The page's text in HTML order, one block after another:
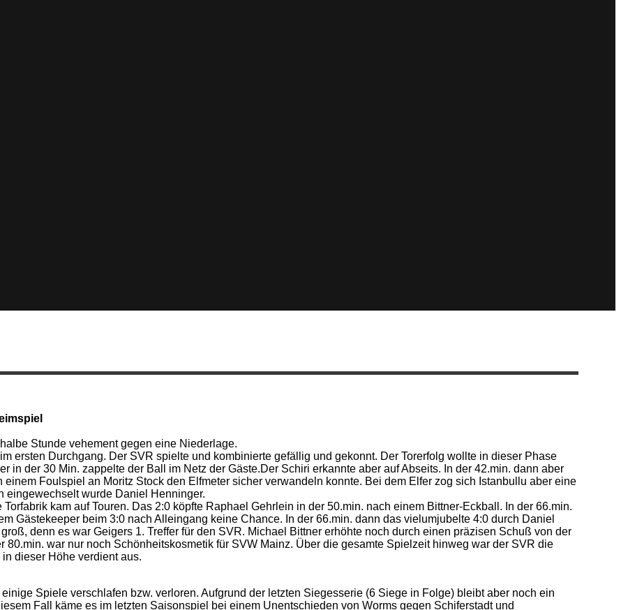
Stunde vehement gegen eine Niederlage.
ersten Durchgang. Der SVR spielte und kombinierte gefällig und gekonnt. Der Torerfolg wollte in dieser Phase
in der 30 Min. zappelte der Ball im Netz der Gäste.Der Schiri erkannte aber auf Abseits. In der 42.min. dann aber
Foulspiel an Moritz Stock den Elfmeter sicher verwandeln konnte. Bei dem Elfer zog sich Istanbullu aber eine
eingewechselt wurde Daniel Henninger.
kam auf Touren. Das 2:0 köpfte Raphael Gehrlein in der 50.min. nach einem Bittner-Eckball. In der 66.min.
Gästekeeper beim 3:0 nach Alleingang keine Chance. In der 66.min. dann das vielumjubelte 4:0 durch Daniel
denn es war Geigers 1. Treffer für den SVR. Michael Bittner erhöhte noch durch einen präzisen Schuß von der
80.min. war nur noch Schönheitskosmetik für SVW Mainz. Über die gesamte Spielzeit hinweg war der SVR die
dieser Höhe verdient aus.
Spiele verschlafen bzw. verloren. Aufgrund der letzten Siegesserie (6 Siege in Folge) bleibt aber noch ein
Fall käme es im letzten Saisonspiel bei einem Unentschieden von Worms gegen Schiferstadt und